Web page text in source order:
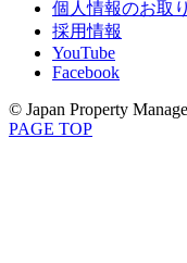
個人情報のお取
採用情報
YouTube
Facebook
© Japan Property
PAGE TOP